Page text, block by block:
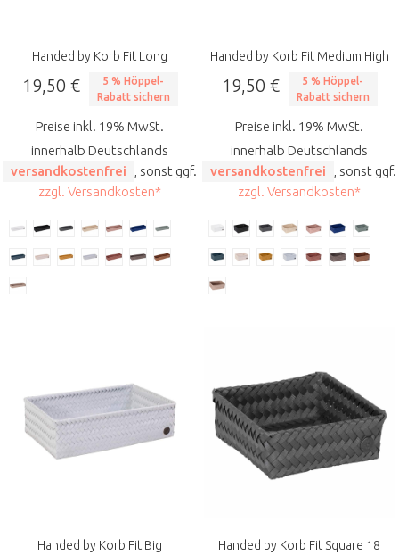
Handed by Korb Fit Long
19,50 €
5 % Höppel-
Rabatt sichern
Preise inkl. 19% MwSt.
innerhalb Deutschlands
versandkostenfrei
, sonst ggf.
zzgl. Versandkosten*
Handed by Korb Fit Medium High
19,50 €
5 % Höppel-
Rabatt sichern
Preise inkl. 19% MwSt.
innerhalb Deutschlands
versandkostenfrei
, sonst ggf.
zzgl. Versandkosten*
Handed by Korb Fit Big Handed by Korb Fit Square 18